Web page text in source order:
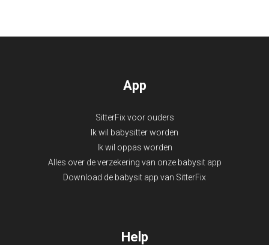
App
SitterFix voor ouders
Ik wil babysitter worden
Ik wil oppas worden
Alles over de verzekering van onze babysit app
Download de babysit app van SitterFix
Help